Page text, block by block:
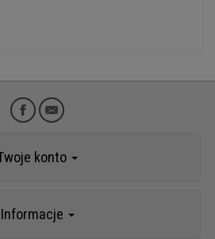
konto
Informacje